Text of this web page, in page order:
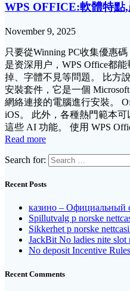
WPS OFFICE:軟體特點
November 9, 2025
只要從Winning PC收集優惠
是资深用户，WPS Office都
掉、字體不見等問題。 比方
安裝套件，它是一個
網絡連接的電腦進行安裝。
iOS。 此外，各種熱門範本
這些 AI 功能。 使用 WPS
Read more
Search for:
Recent Posts
казино – Официальный
Spillutvalg p norske
Sikkerhet p norske
JackBit No ladies nite slot
No deposit Incentive
Recent Comments